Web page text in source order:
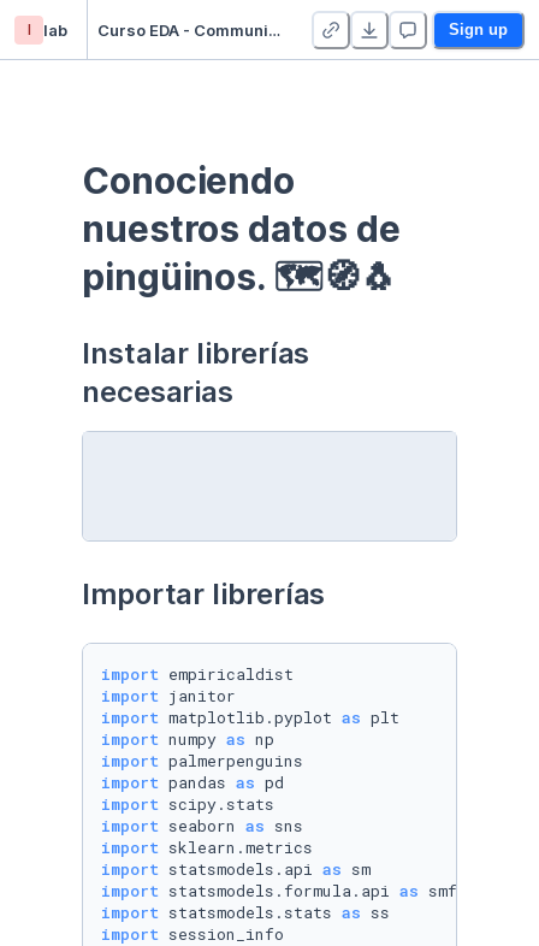
l lab Curso EDA - Communication - Duplicate Sign up
Conociendo
nuestros datos de
pingüinos. 🗺🧭🐧
Instalar librerías
necesarias
Importar librerías
import
import
import matplotlib.pyplot as
import numpy as
import
import pandas as
import
import seaborn as
import
import statsmodels.api as
import statsmodels.formula.api as
import statsmodels.stats as
import session_info